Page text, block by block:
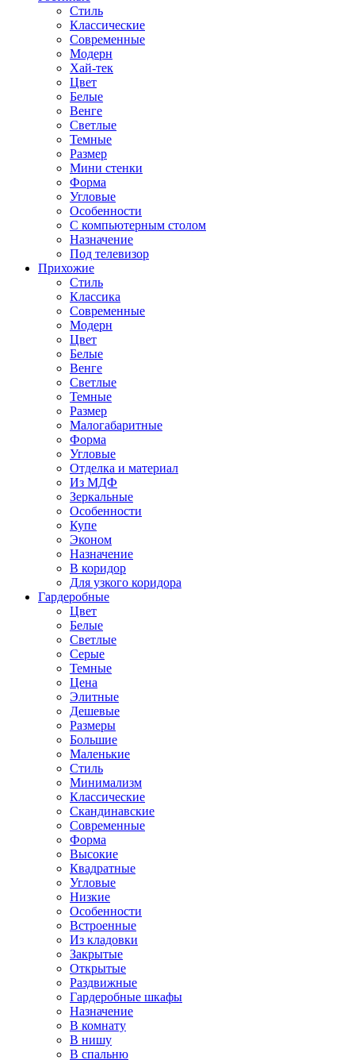
Стиль
Классические
Современные
Модерн
Хай-тек
Цвет
Белые
Венге
Светлые
Темные
Размер
Мини стенки
Форма
Угловые
Особенности
С компьютерным столом
Назначение
Под телевизор
Прихожие
Стиль
Классика
Современные
Модерн
Цвет
Белые
Венге
Светлые
Темные
Размер
Малогабаритные
Форма
Угловые
Отделка и материал
Из МДФ
Зеркальные
Особенности
Купе
Эконом
Назначение
В коридор
Для узкого коридора
Гардеробные
Цвет
Белые
Светлые
Серые
Темные
Цена
Элитные
Дешевые
Размеры
Большие
Маленькие
Стиль
Минимализм
Классические
Скандинавские
Современные
Форма
Высокие
Квадратные
Угловые
Низкие
Особенности
Встроенные
Из кладовки
Закрытые
Открытые
Раздвижные
Гардеробные шкафы
Назначение
В комнату
В нишу
В спальню